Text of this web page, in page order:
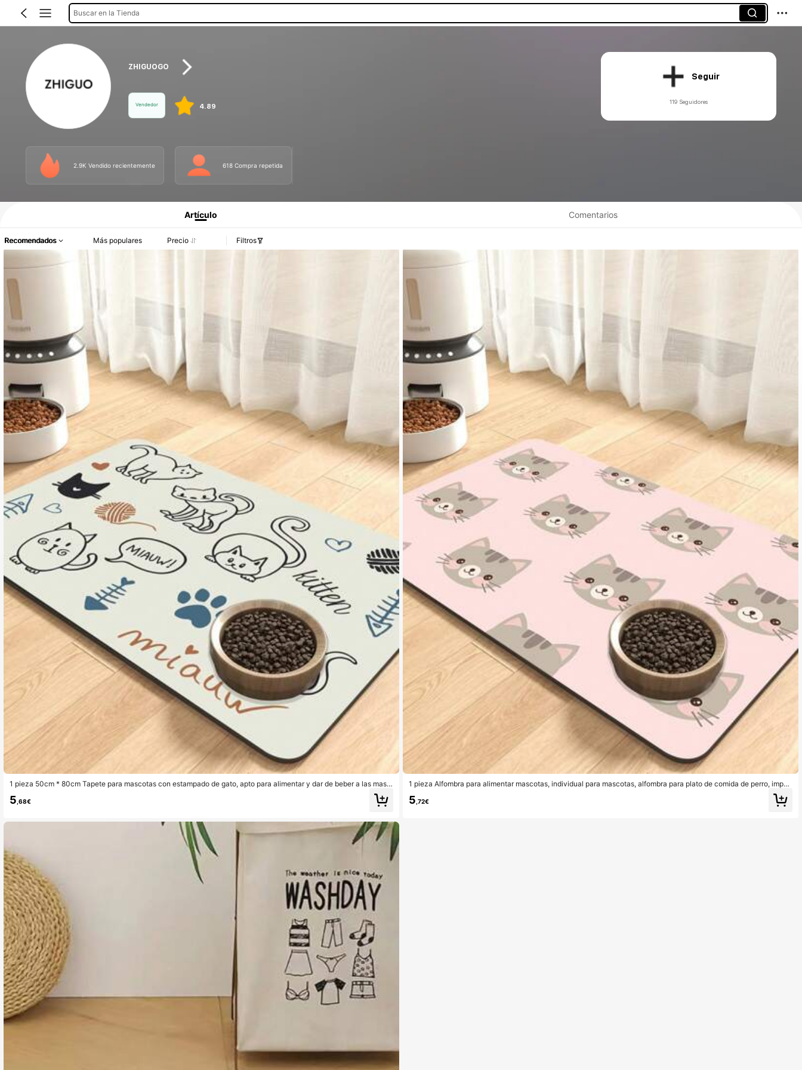
Buscar en la Tienda
ZHIGUOGO
Vendedor 4.89
Seguir
119 Seguidores
2.9K Vendido recientemente 618 Compra repetida
Información del producto: Divulgación de precios, detalles de ventas y existencias.
Artículo Comentarios
Recomendados Más populares Precio Filtros
1 pieza 50cm * 80cm Tapete para mascotas con estampado de gato, apto para alimentar y dar de beber a las masc
5 ,68€
1 pieza Alfombra para alimentar mascotas, individual para mascotas, alfombra para plato de comida de perro, imper
meable para plato de comida de perro, a prueba de saltos y fugas para alfombra de plato de comida de perros y gat
os, libre de manchas y fácil de limpiar para gatos y perros
5 ,72€